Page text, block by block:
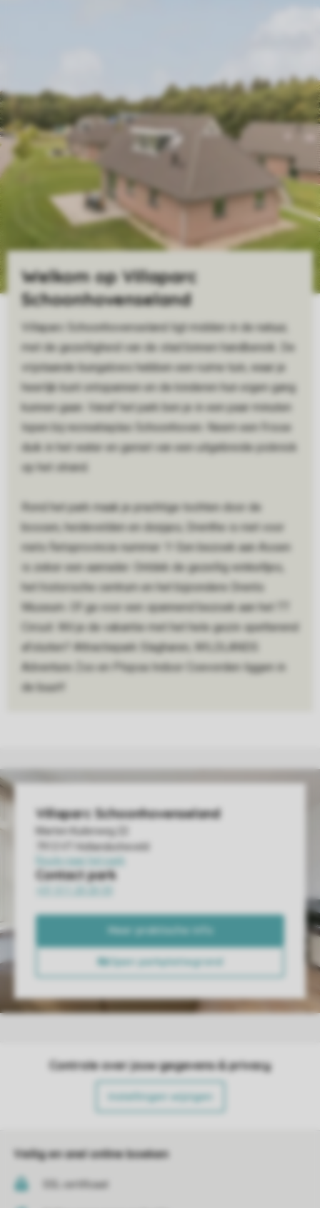
Welkom op Villaparc
Schoonhovenseland
Villaparc Schoonhovenseland ligt midden in de natuur,
met de gezelligheid van de stad binnen handbereik. De
vrijstaande bungalows hebben een ruime tuin, waar je
heerlijk kunt ontspannen en de kinderen hun eigen gang
kunnen gaan. Vanaf het park ben je in een paar minuten
lopen bij recreatieplas Schoonhoven. Neem een frisse
duik in het water en geniet van een uitgebreide picknick
op het strand.
Rond het park maak je prachtige tochten door de
bossen, heidevelden en dorpjes; Drenthe is niet voor
niets fietsprovincie nummer 1! Een bezoek aan Assen
is zeker een aanrader. Ontdek de gezellig winkeltjes,
het historische centrum en het bijzondere Drents
Museum. Of ga voor een spannend bezoek aan het TT
Circuit. Wil je de vakantie met het hele gezin spetterend
afsluiten? Attractiepark Slagharen, WILDLANDS
Adventure Zoo en Plopsa Indoor Coevorden liggen in
de buurt!
Controle over jouw gegevens & privacy
Instellingen wijzigen
Veilig en snel online boeken
SSL certificaat